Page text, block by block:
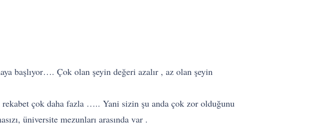
başlıyor…. Çok olan şeyin değeri azalır , az olan şeyin
çok daha fazla ….. Yani sizin şu anda çok zor olduğunu
üniversite mezunları arasında var .